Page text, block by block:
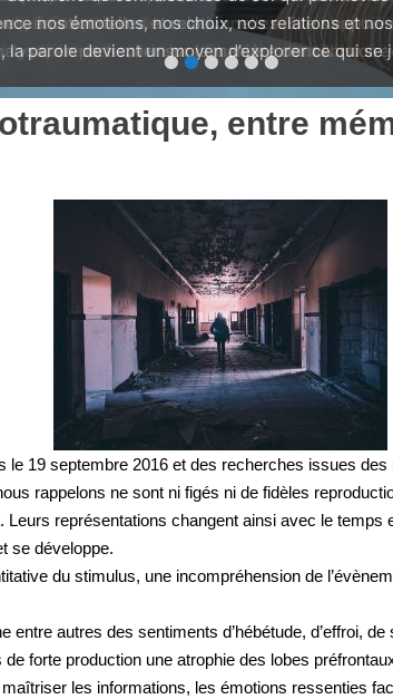
••••••
nos émotions, nos choix, nos relations et
la parole devient un moyen d’explorer ce qui se
entre
le 19 septembre 2016 et des recherches issues
rappelons ne sont ni figés ni de fidèles
représentations changent ainsi avec le
se développe.
du stimulus, une incompréhension de
autres des sentiments d’hébétude, d’effroi,
forte production une atrophie des lobes
les informations, les émotions ressenties